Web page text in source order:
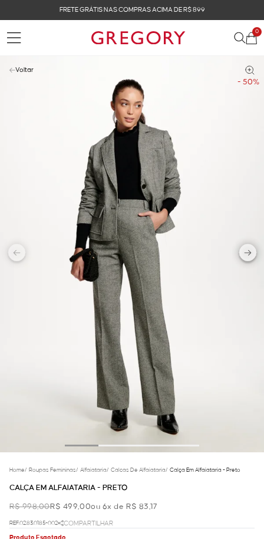
FRETE GRÁTIS NAS COMPRAS ACIMA DE R$ 899
0
- 50%
Voltar
Home/ Roupas Femininas/ Alfaiataria/ Calcas De Alfaiataria/ Calça Em Alfaiataria - Preto
CALÇA EM ALFAIATARIA - PRETO
R$ 998,00R$ 499,00ou 6x de R$ 83,17
REF.02.83.0185-002
COMPARTILHAR